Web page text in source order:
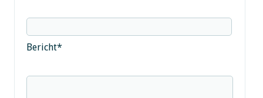
Bericht*